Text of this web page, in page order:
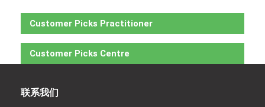
Customer Picks Practitioner
Customer Picks Centre
联系我们